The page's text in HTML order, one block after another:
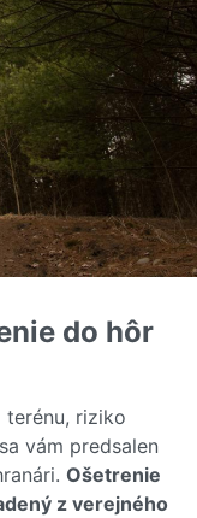
do hôr
terénu, riziko
vám predsalen
Ošetrenie
z verejného